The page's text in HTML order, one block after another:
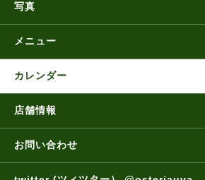
写真
メニュー
カレンダー
店舗情報
お問い合わせ